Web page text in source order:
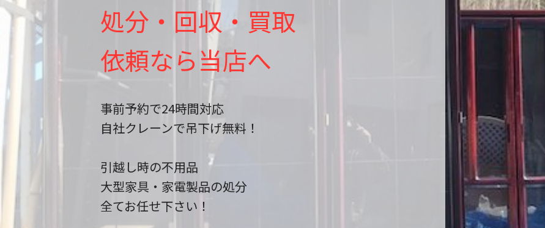
処分・回収・買取
依頼なら当店へ
事前予約で24時間対応
自社クレーンで吊下げ無料！
引越し時の不用品
大型家具・家電製品の処分
全てお任せ下さい！2025/01/02 2025年 年始の営業のお知らせ
2025/12/31 【2025年】年末年始のご挨拶と新サービス開始のお知らせ